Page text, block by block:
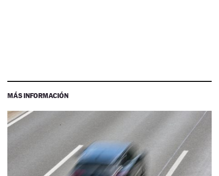
MÁS INFORMACIÓN